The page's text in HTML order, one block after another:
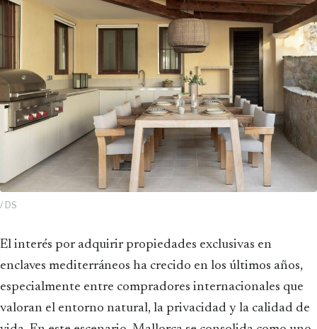
/ DS
El interés por adquirir propiedades exclusivas en
enclaves mediterráneos ha crecido en los últimos años,
especialmente entre compradores internacionales que
valoran el entorno natural, la privacidad y la calidad de